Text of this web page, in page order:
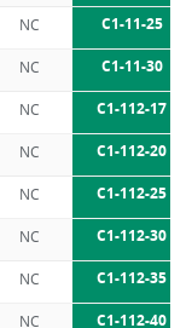
NC C1-11-25
NC C1-11-30
NC C1-112-17
NC C1-112-20
NC C1-112-25
NC C1-112-30
NC C1-112-35
NC C1-112-40